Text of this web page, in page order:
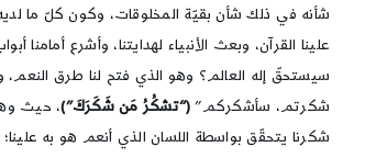
شأنه في ذلك شأن بقيّة المخلوقات، وكون كلّ ما لديه
علينا القرآن، وبعث الأنبياء لهدايتنا، وأشرع
سيستحقّ إله العالم؟ وهو الذي فتح لنا طرق النعم،
شكرتم، سأشكركم” (“تشكُرُ مَن شَكَرَكَ”)، حيث
شكرنا يتحقّق بواسطة اللسان الذي أنعم هو به